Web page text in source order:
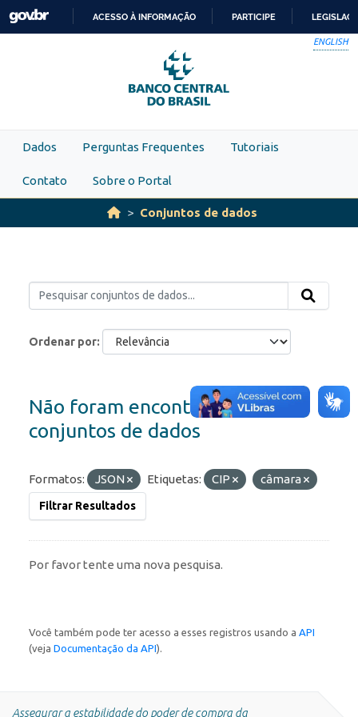
Skip to main content
PARA
O
CONTEÚDO
ACESSO À INFORMAÇÃO PARTICIPE
ENGLISH
Dados Perguntas Frequentes Tutoriais
Contato Sobre o Portal
Conjuntos de dados
Ordenar por
Não foram encontrados
conjuntos de dados
Formatos: JSON Etiquetas: CIP câmara
Filtrar Resultados
Por favor tente uma nova pesquisa.
Você também pode ter acesso a esses registros usando a API
(veja Documentação da API).
Assegurar a estabilidade do poder de compra da